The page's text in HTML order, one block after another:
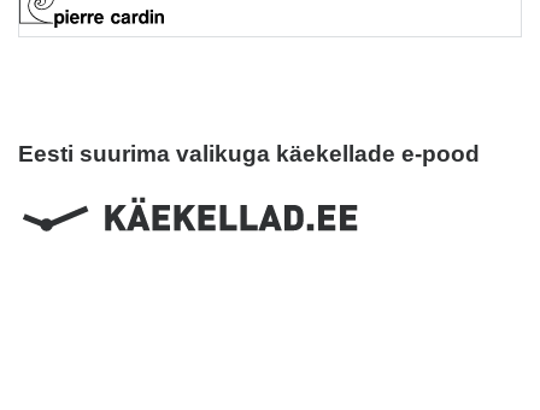
Eesti suurima valikuga käekellade e-pood